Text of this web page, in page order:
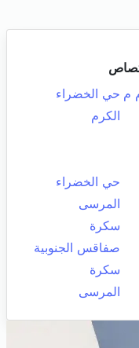
م حي الخضراء
الكرم
حي الخضراء
المرسى
سكرة
صفاقس الجنوبية
سكرة
المرسى